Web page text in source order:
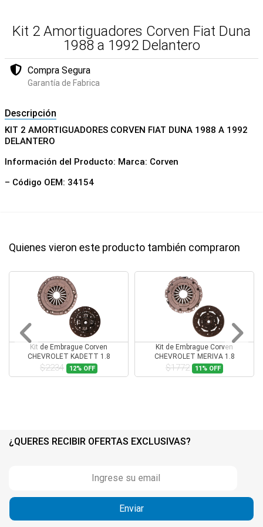
Kit 2 Amortiguadores Corven Fiat Duna
1988 a 1992 Delantero
Compra Segura
Garantía de Fabrica
Descripción
KIT 2 AMORTIGUADORES CORVEN FIAT DUNA 1988 A 1992
DELANTERO
Información del Producto: Marca: Corven
– Código OEM: 34154
Quienes vieron este producto también compraron
Kit de Embrague Corven
CHEVROLET KADETT 1.8
$2234 12% OFF
Kit de Embrague Corven
CHEVROLET MERIVA 1.8
$1772 11% OFF
¿QUERES RECIBIR OFERTAS EXCLUSIVAS?